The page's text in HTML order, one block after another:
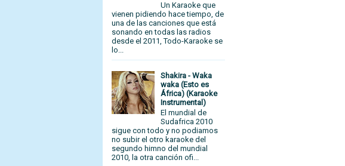
Un Karaoke que
vienen pidiendo hace tiempo, de
una de las canciones que está
sonando en todas las radios
desde el 2011, Todo-Karaoke se
lo...
Shakira - Waka
waka (Esto es
África) (Karaoke
Instrumental)
El mundial de
Sudafrica 2010
sigue con todo y no podiamos
no subir el otro karaoke del
segundo himno del mundial
2010, la otra canción ofi...